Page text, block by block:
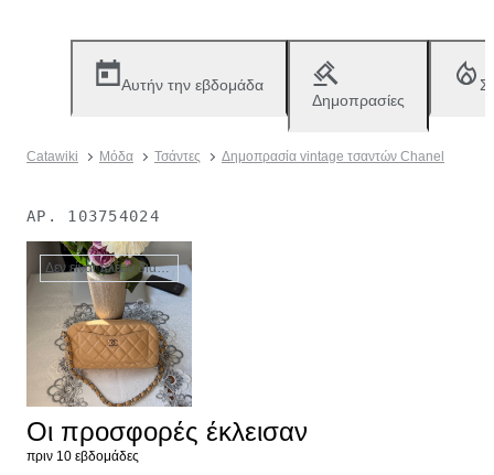
Αυτήν την εβδομάδα
Δημοπρασίες
Catawiki Μόδα Τσάντες Δημοπρασία vintage τσαντών Chanel
ΑΡ. 103754024
Δεν είναι πλέον διαθέσιμο
Οι προσφορές έκλεισαν
πριν 10 εβδομάδες